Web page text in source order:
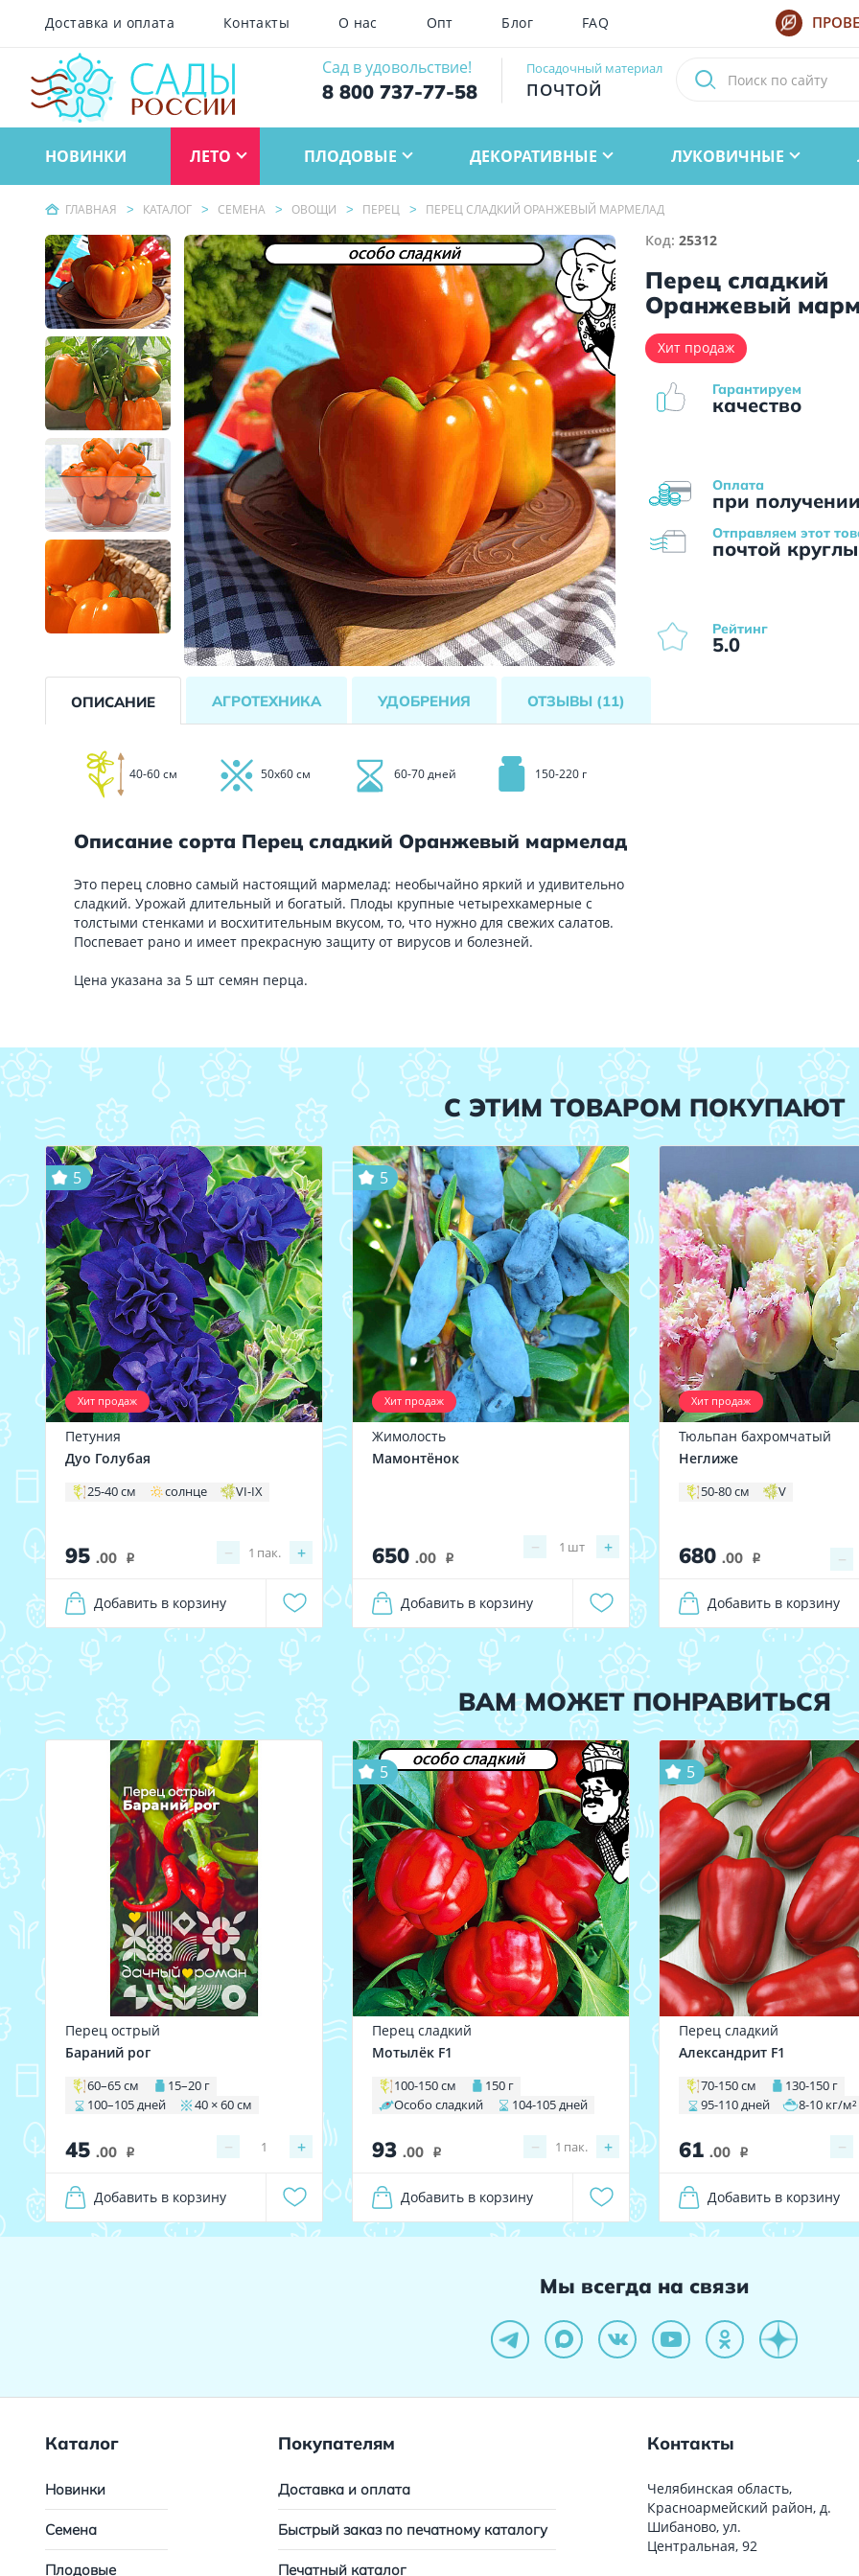
Доставка и оплата Контакты О нас Опт Блог FAQ
Сад в удовольствие!
8 800 737-77-58
Посадочный материал
ПОЧТОЙ
НОВИНКИ ЛЕТО ПЛОДОВЫЕ ДЕКОРАТИВНЫЕ ЛУКОВИЧНЫЕ
ГЛАВНАЯ КАТАЛОГ СЕМЕНА ОВОЩИ ПЕРЕЦ ПЕРЕЦ СЛАДКИЙ ОРАНЖЕВЫЙ МАРМЕЛАД
особо сладкий
Код: 25312
Перец сладкий
Оранжевый
Хит продаж
Оплата
при
Гарантируем
качество
Отправляем этот
почтой
Рейтинг
5.0
ОПИСАНИЕ АГРОТЕХНИКА УДОБРЕНИЯ ОТЗЫВЫ (11)
40-60 см 50х60 см 60-70 дней 150-220 г
Описание сорта Перец сладкий Оранжевый мармелад
Это перец словно самый настоящий мармелад: необычайно яркий и удивительно
сладкий. Урожай длительный и богатый. Плоды крупные четырехкамерные с
толстыми стенками и восхитительным вкусом, то, что нужно для свежих салатов.
Поспевает рано и имеет прекрасную защиту от вирусов и болезней.
Цена указана за 5 шт семян перца.
С ЭТИМ ТОВАРОМ ПОКУПАЮТ
Хит продаж
5
Петуния
Дуо Голубая
25-40 см солнце VI-IX
95 .00 i − +
1 пак.
Добавить в корзину
Хит продаж
5
Жимолость
Мамонтёнок
650 .00 i
− +
1 шт
Добавить в корзину
Хит продаж
Тюльпан бахромчатый
Неглиже
50-80 см V
680 .00 i −
Добавить в корзину
ВАМ МОЖЕТ ПОНРАВИТЬСЯ
Перец острый
Бараний рог
60–65 см
15–20 г
100–105 дней
40 × 60 см
45 .00 i − +
1
Добавить в корзину
особо сладкий
5
Перец сладкий
Мотылёк F1
100-150 см
150 г
Особо сладкий
104-105 дней
93 .00 i − +
1 пак.
Добавить в корзину
5
Перец сладкий
Александрит F1
70-150 см
130-150 г
95-110 дней
8-10 кг/м²
61 .00 i −
Добавить в корзину
Мы всегда на связи
Каталог
Новинки
Семена
Плодовые
Покупателям
Доставка и оплата
Быстрый заказ по печатному каталогу
Печатный каталог
Контакты
Челябинская область,
Красноармейский район, д.
Шибаново, ул.
Центральная, 92